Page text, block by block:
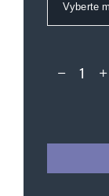
Deník TO –